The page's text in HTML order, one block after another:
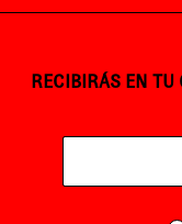
RECIBIRÁS EN